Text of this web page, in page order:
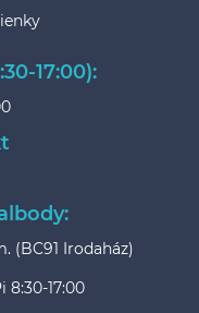
17:00):
(BC91 Irodaház)
8:30-17:00